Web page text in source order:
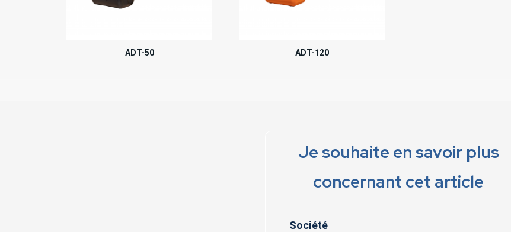
ADT-50 ADT-120
Je souhaite en savoir plus
concernant cet article
Société